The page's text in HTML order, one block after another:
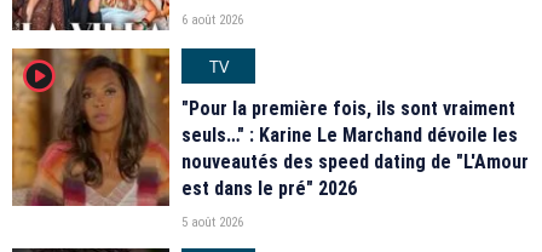
6 août 2026
player2
TV
"Pour la première fois, ils sont vraiment
seuls…" : Karine Le Marchand dévoile les
nouveautés des speed dating de "L'Amour
est dans le pré" 2026
5 août 2026